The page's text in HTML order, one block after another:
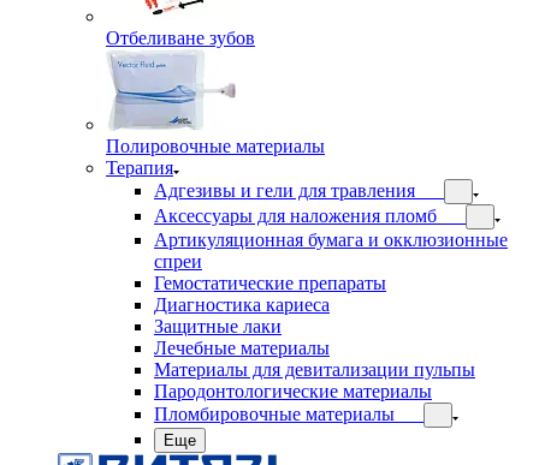
Отбеливане зубов
Полировочные материалы
Терапия
Адгезивы и гели для травления
Аксессуары для наложения пломб
Артикуляционная бумага и окклюзионные
спреи
Гемостатические препараты
Диагностика кариеса
Защитные лаки
Лечебные материалы
Материалы для девитализации пульпы
Пародонтологические материалы
Пломбировочные материалы
Еще